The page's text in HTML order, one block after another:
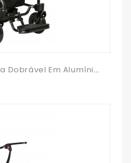
Cadeira De Rodas Elétrica Dobrável Em Alumínio G-Move A2 Pro 9002